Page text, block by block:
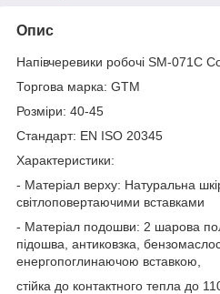
Опис
Напівчеревики робочі SM-071C
Торгова марка: GTM
Розміри: 40-45
Стандарт: EN ISO 20345
Характеристики:
- Матеріал верху: Натуральна
світлоповертаючими вставками
- Матеріал подошви: 2 шарова
підошва, антиковзка,
енергопоглинаючою вставкою,
стійка до контактного тепла до